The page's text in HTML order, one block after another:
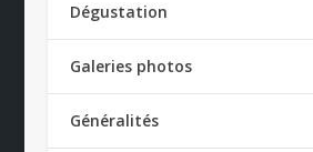
Dégustation
Galeries photos
Généralités